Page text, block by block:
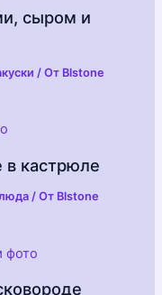
сыром и
/ От Blstone
в кастрюле
/ От Blstone